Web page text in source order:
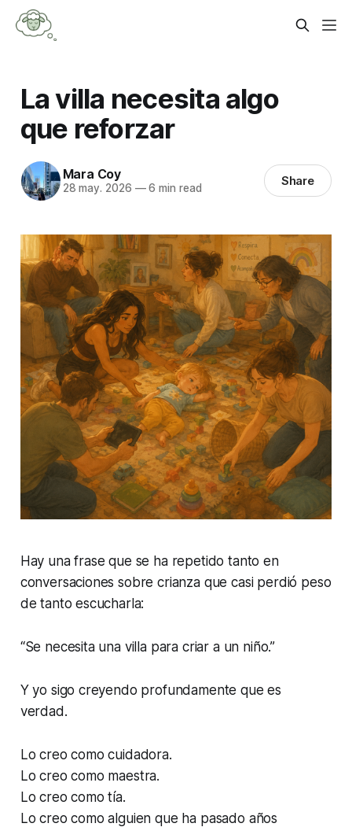
La villa necesita algo
que reforzar
Mara Coy
28 may. 2026 —6 min read Share
Hay una frase que se ha repetido tanto en
conversaciones sobre crianza que casi perdió peso
de tanto escucharla:
“Se necesita una villa para criar a un niño.”
Y yo sigo creyendo profundamente que es
verdad.
Lo creo como cuidadora.
Lo creo como maestra.
Lo creo como tía.
Lo creo como alguien que ha pasado años